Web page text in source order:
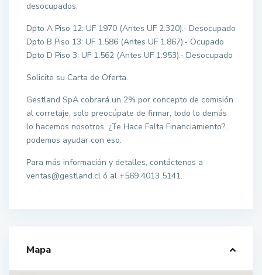
desocupados.
Dpto A Piso 12: UF 1970 (Antes UF 2.320).- Desocupado
Dpto B Piso 13: UF 1.586 (Antes UF 1.867).- Ocupado
Dpto D Piso 3: UF 1.562 (Antes UF 1.953).- Desocupado
Solicite su Carta de Oferta.
Gestland SpA cobrará un 2% por concepto de comisión
al corretaje, solo preocúpate de firmar, todo lo demás
lo hacemos nosotros. ¿Te Hace Falta Financiamiento?…
podemos ayudar con eso.
Para más información y detalles, contáctenos a
ventas@gestland.cl ó al +569 4013 5141.
Mapa